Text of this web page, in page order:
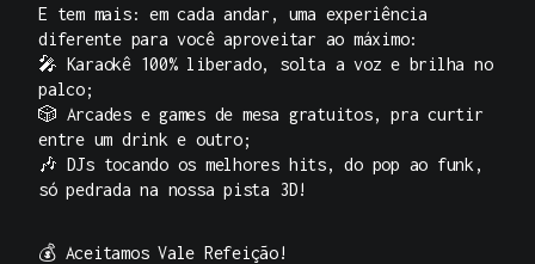
E tem mais: em cada andar, uma experiência
diferente para você aproveitar ao máximo:
🎤 Karaokê 100% liberado, solta a voz e brilha no
palco;
🎲 Arcades e games de mesa gratuitos, pra curtir
entre um drink e outro;
🎶 DJs tocando os melhores hits, do pop ao funk,
só pedrada na nossa pista 3D!
💰 Aceitamos Vale Refeição!